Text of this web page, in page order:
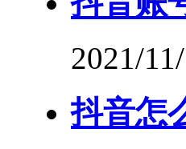
2021/
抖音怎